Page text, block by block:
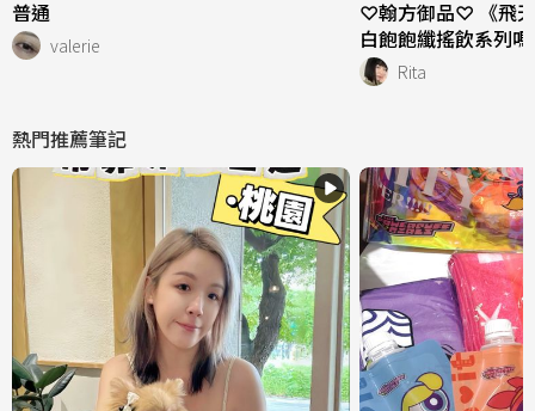
普通
valerie
♡翰方御品♡ 《飛
白飽飽纖搖飲系列
Rita
熱門推薦筆記